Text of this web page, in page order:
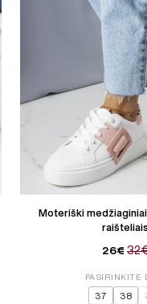
Moteriški
raišteliais
26€
PASIRINKITE
37 38